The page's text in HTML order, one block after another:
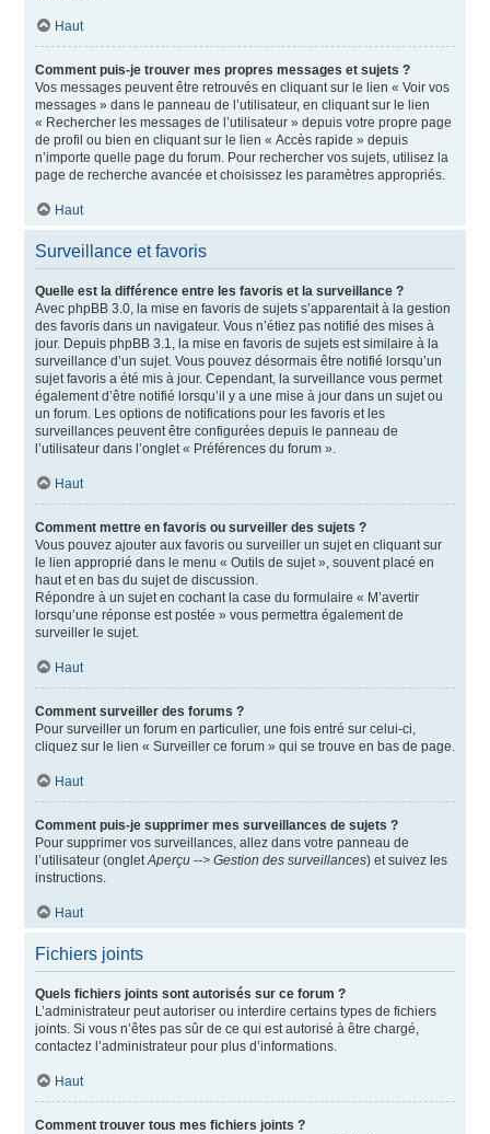
Haut
Comment puis-je trouver mes propres messages et sujets ?
Vos messages peuvent être retrouvés en cliquant sur le lien « Voir vos
messages » dans le panneau de l’utilisateur, en cliquant sur le lien
« Rechercher les messages de l’utilisateur » depuis votre propre page
de profil ou bien en cliquant sur le lien « Accès rapide » depuis
n’importe quelle page du forum. Pour rechercher vos sujets, utilisez la
page de recherche avancée et choisissez les paramètres appropriés.
Haut
Surveillance et favoris
Quelle est la différence entre les favoris et la surveillance ?
Avec phpBB 3.0, la mise en favoris de sujets s’apparentait à la gestion
des favoris dans un navigateur. Vous n’étiez pas notifié des mises à
jour. Depuis phpBB 3.1, la mise en favoris de sujets est similaire à la
surveillance d’un sujet. Vous pouvez désormais être notifié lorsqu’un
sujet favoris a été mis à jour. Cependant, la surveillance vous permet
également d’être notifié lorsqu’il y a une mise à jour dans un sujet ou
un forum. Les options de notifications pour les favoris et les
surveillances peuvent être configurées depuis le panneau de
l’utilisateur dans l’onglet « Préférences du forum ».
Haut
Comment mettre en favoris ou surveiller des sujets ?
Vous pouvez ajouter aux favoris ou surveiller un sujet en cliquant sur
le lien approprié dans le menu « Outils de sujet », souvent placé en
haut et en bas du sujet de discussion.
Répondre à un sujet en cochant la case du formulaire « M’avertir
lorsqu’une réponse est postée » vous permettra également de
surveiller le sujet.
Haut
Comment surveiller des forums ?
Pour surveiller un forum en particulier, une fois entré sur celui-ci,
cliquez sur le lien « Surveiller ce forum » qui se trouve en bas de page.
Haut
Comment puis-je supprimer mes surveillances de sujets ?
Pour supprimer vos surveillances, allez dans votre panneau de
l’utilisateur (ongletAperçu --> Gestion des surveillances) et suivez les
instructions.
Haut
Fichiers joints
Quels fichiers joints sont autorisés sur ce forum ?
L’administrateur peut autoriser ou interdire certains types de fichiers
joints. Si vous n’êtes pas sûr de ce qui est autorisé à être chargé,
contactez l’administrateur pour plus d’informations.
Haut
Comment trouver tous mes fichiers joints ?